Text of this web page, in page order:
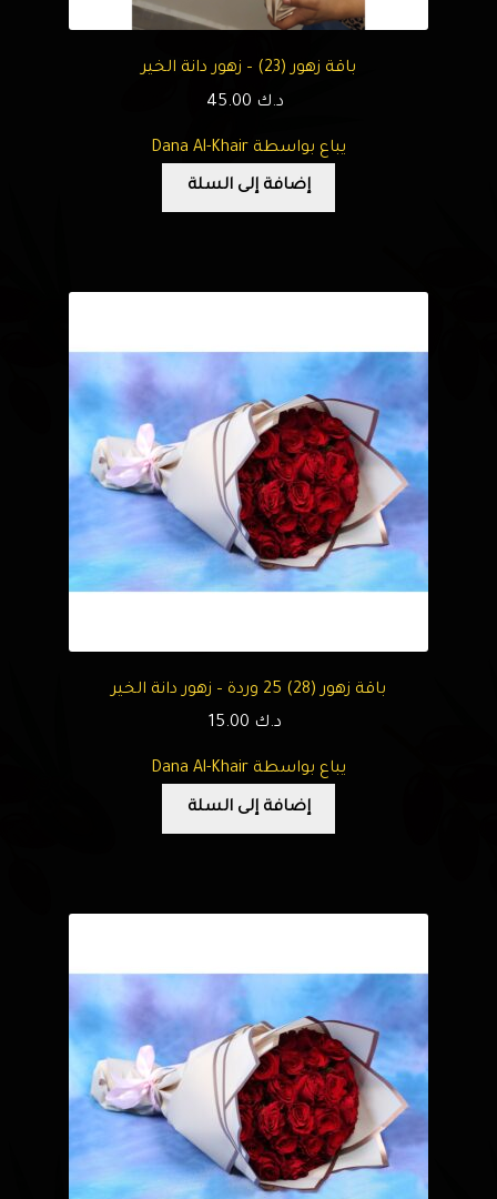
باقة زهور (23) – زهور دانة الخير
د.ك
يباع بواسطة Dana Al-Khair
إضافة إلى السلة
باقة زهور (28) 25 وردة – زهور دانة الخير
د.ك
يباع بواسطة Dana Al-Khair
إضافة إلى السلة